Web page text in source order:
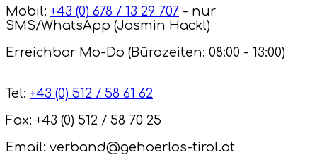
Mobil: +43 (0) 678 / 13 29 707 - nur
SMS/WhatsApp (Jasmin Hackl)
Erreichbar Mo-Do (Bürozeiten: 08:00 - 13:00)
Tel: +43 (0) 512 / 58 61 62
Fax: +43 (0) 512 / 58 70 25
Email: verband@gehoerlos-tirol.at